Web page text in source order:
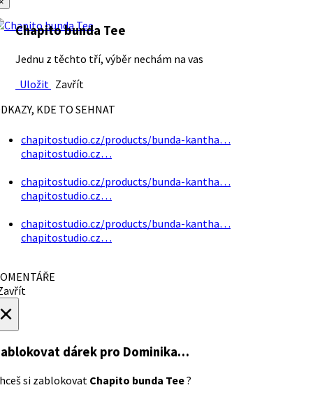
Chapito bunda Tee
Jednu z těchto tří, výběr nechám na vas
Uložit Zavřít
KDE TO SEHNAT
chapitostudio.cz/products/bunda-kantha…
chapitostudio.cz…
chapitostudio.cz/products/bunda-kantha…
chapitostudio.cz…
chapitostudio.cz/products/bunda-kantha…
chapitostudio.cz…
dárek pro Dominika…
si zablokovat Chapito bunda Tee?